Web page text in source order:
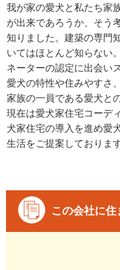
我が家の愛犬と私たち家
が出来であろうか、そう
知りました。建築の専門
いてはほとんど知らない
ネーターの認定に出会い
愛犬の特性や住みやすさ
家族の一員である愛犬と
現在は愛犬家住宅コーデ
犬家住宅の導入を進め愛
生活をご提案しております
この会社に